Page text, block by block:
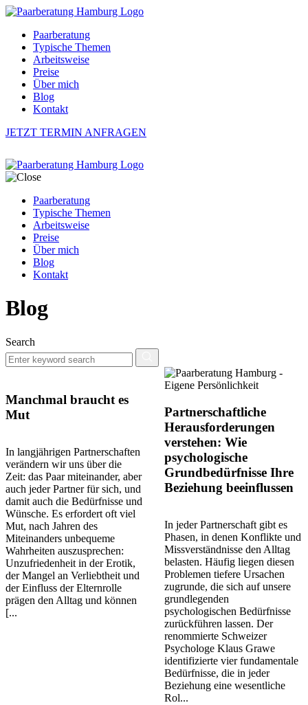
Paarberatung
Typische Themen
Arbeitsweise
Preise
Über mich
Blog
Kontakt
JETZT TERMIN ANFRAGEN
Paarberatung
Typische Themen
Arbeitsweise
Preise
Über mich
Blog
Kontakt
Blog
Search
Manchmal braucht es
Mut
In langjährigen Partnerschaften
verändern wir uns über die
Zeit: das Paar miteinander, aber
auch jeder Partner für sich, und
damit auch die Bedürfnisse und
Wünsche. Es erfordert oft viel
Mut, nach Jahren des
Miteinanders unbequeme
Wahrheiten auszusprechen:
Unzufriedenheit in der Erotik,
der Mangel an Verliebtheit und
der Einfluss der Elternrolle
prägen den Alltag und können
[...
Partnerschaftliche
Herausforderungen
verstehen: Wie
psychologische
Grundbedürfnisse Ihre
Beziehung beeinflussen
In jeder Partnerschaft gibt es
Phasen, in denen Konflikte und
Missverständnisse den Alltag
belasten. Häufig liegen diesen
Problemen tiefere Ursachen
zugrunde, die sich auf unsere
grundlegenden
psychologischen Bedürfnisse
zurückführen lassen. Der
renommierte Schweizer
Psychologe Klaus Grawe
identifizierte vier fundamentale
Bedürfnisse, die in jeder
Beziehung eine wesentliche
Rol...